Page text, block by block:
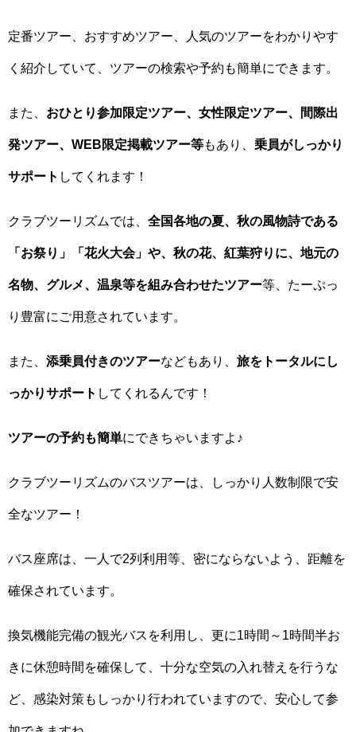
定番ツアー、おすすめツアー、人気のツアーをわかりやす
く紹介していて、ツアーの検索や予約も簡単にできます。
また、 おひとり参加限定ツアー、女性限定ツアー、間際出
発ツアー、WEB限定掲載ツアー等もあり、 乗員がしっかり
サポート してくれます！
クラブツーリズムでは、 全国各地の夏、秋の風物詩である
「お祭り」「花火大会」や、秋の花、紅葉狩りに、地元の
名物、グルメ、温泉等を組み合わせたツアー等、たーぷっ
り豊富にご用意されています。
また、 添乗員付きのツアーなどもあり、 旅をトータルにし
っかりサポート してくれるんです！
ツアーの予約も簡単にできちゃいますよ♪
クラブツーリズムのバスツアーは、しっかり人数制限で安
全なツアー！
バス座席は、一人で2列利用等、密にならないよう、距離を
確保されています。
換気機能完備の観光バスを利用し、更に1時間～1時間半お
きに休憩時間を確保して、十分な空気の入れ替えを行うな
ど、感染対策もしっかり行われていますので、安心して参